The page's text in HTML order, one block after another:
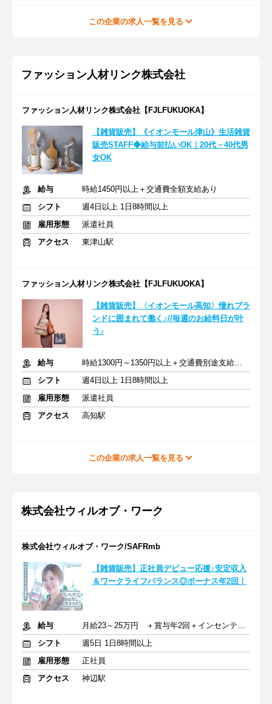
この企業の求人一覧を見る
ファッション人材リンク株式会社
ファッション人材リンク株式会社【FJLFUKUOKA】
【雑貨販売】《イオンモール津山》生活雑貨
販売STAFF◆給与前払いOK｜20代－40代男
女OK
給与
時給1450円以上＋交通費全額支給あり
シフト
週4日以上 1日8時間以上
雇用形態
派遣社員
アクセス
東津山駅
ファッション人材リンク株式会社【FJLFUKUOKA】
【雑貨販売】〈イオンモール高知〉憧れブラ
ンドに囲まれて働く♪//毎週のお給料日が叶
う♪
給与
時給1300円～1350円以上＋交通費別途支給あり
シフト
週4日以上 1日8時間以上
雇用形態
派遣社員
アクセス
高知駅
この企業の求人一覧を見る
株式会社ウィルオブ・ワーク
株式会社ウィルオブ・ワーク/SAFRmb
【雑貨販売】正社員デビュー応援♪安定収入
＆ワークライフバランス◎ボーナス年2回！
給与
月給23～25万円 ＋賞与年2回＋インセンティブ＋交通費
シフト
週5日 1日8時間以上
雇用形態
正社員
アクセス
神辺駅